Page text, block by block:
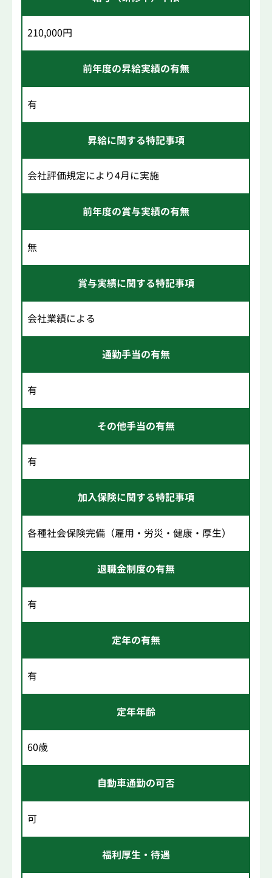
210,000円
前年度の昇給実績の有無
有
昇給に関する特記事項
会社評価規定により4月に実施
前年度の賞与実績の有無
無
賞与実績に関する特記事項
会社業績による
通勤手当の有無
有
その他手当の有無
有
加入保険に関する特記事項
各種社会保険完備（雇用・労災・健康・厚生）
退職金制度の有無
有
定年の有無
有
定年年齢
60歳
自動車通勤の可否
可
福利厚生・待遇